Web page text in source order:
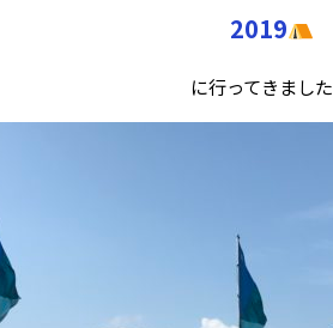
2019
に行ってきました